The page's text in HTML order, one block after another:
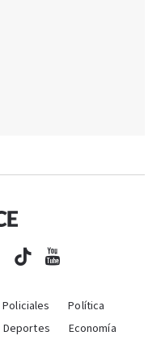
Policiales
Política
Deportes
Economía